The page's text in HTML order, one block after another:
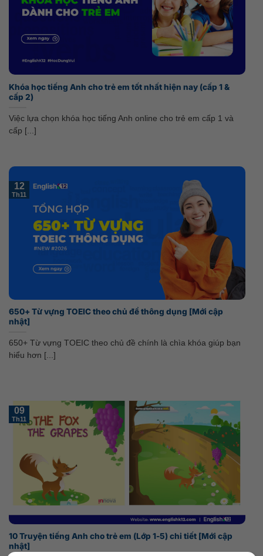
Khóa học tiếng Anh cho trẻ em tốt nhất hiện nay (cấp 1 &
cấp 2)
Việc lựa chọn khóa học tiếng Anh online cho trẻ em cấp 1 và
cấp [...]
650+ Từ vựng TOEIC theo chủ đề thông dụng [Mới cập
nhật]
650+ Từ vựng TOEIC theo chủ đề chính là chìa khóa giúp bạn
hiểu hơn [...]
12
Th11
10 Truyện tiếng Anh cho trẻ em (Lớp 1-5) chi tiết [Mới cập
nhật]
09
Th11